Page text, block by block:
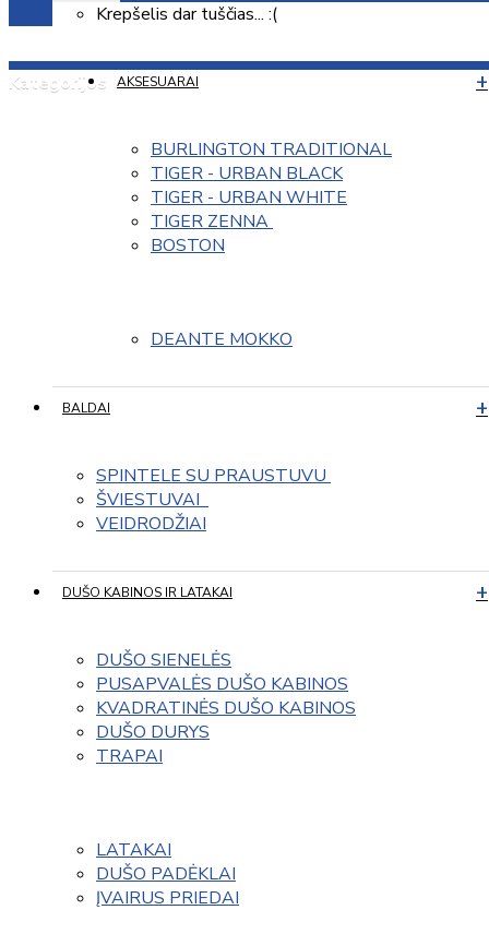
Krepšelis dar tuščias... :(
Kategorijos AKSESUARAI
BURLINGTON TRADITIONAL
TIGER - URBAN BLACK
TIGER - URBAN WHITE
TIGER ZENNA
BOSTON
DEANTE MOKKO
BALDAI
SPINTELE SU PRAUSTUVU
ŠVIESTUVAI
VEIDRODŽIAI
DUŠO KABINOS IR LATAKAI
DUŠO SIENELĖS
PUSAPVALĖS DUŠO KABINOS
KVADRATINĖS DUŠO KABINOS
DUŠO DURYS
TRAPAI
LATAKAI
DUŠO PADĖKLAI
ĮVAIRUS PRIEDAI